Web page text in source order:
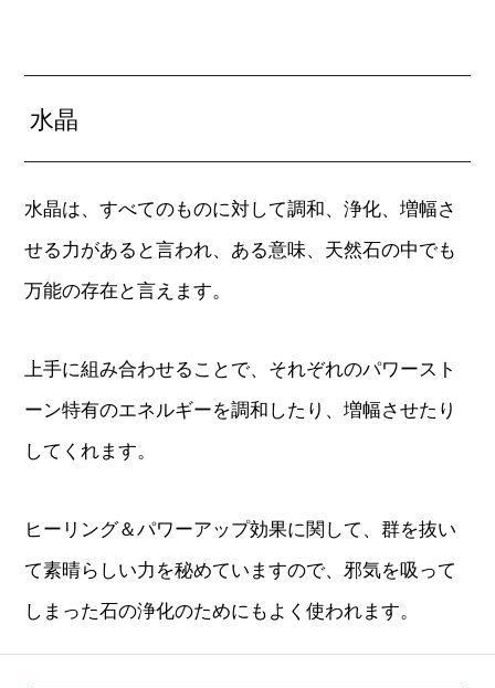
水晶
水晶は、すべてのものに対して調和、浄化、増幅さ
せる力があると言われ、ある意味、天然石の中でも
万能の存在と言えます。
上手に組み合わせることで、それぞれのパワースト
ーン特有のエネルギーを調和したり、増幅させたり
してくれます。
ヒーリング＆パワーアップ効果に関して、群を抜い
て素晴らしい力を秘めていますので、邪気を吸って
しまった石の浄化のためにもよく使われます。